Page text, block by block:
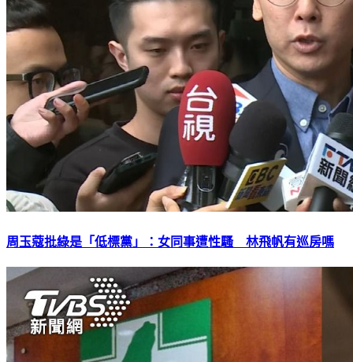
周玉蔻批綠是「低標黨」：女同事遭性騷 林飛帆有巡房嗎